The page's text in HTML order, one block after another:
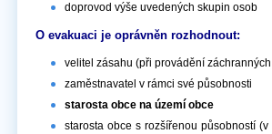
doprovod výše uvedených skupin osob
O evakuaci je oprávněn rozhodnout:
velitel zásahu (při provádění
zaměstnavatel v rámci své působnosti
starosta obce na území obce
starosta obce s rozšířenou působností